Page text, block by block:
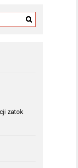
zatok